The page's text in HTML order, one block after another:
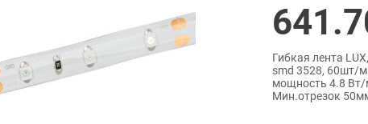
Гибкая лента
smd 3528, 60шт/
мощность 4.8 Вт/
Мин.отрезок